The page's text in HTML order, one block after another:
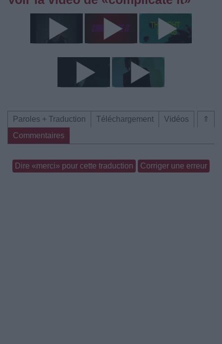
⇑
Paroles + Traduction Téléchargement
Vidéos
Commentaires
Dire «merci» pour cette traduction Corriger une erreur